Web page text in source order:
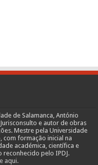
de Salamanca, António
e autor de obras
Mestre pela Universidade
com formação inicial na
académica, científica e
pelo IPDJ.
aqui.